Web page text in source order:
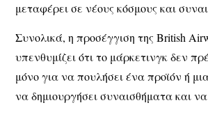
μεταφέρει σε νέους κόσμους και
Συνολικά, η προσέγγιση της British
υπενθυμίζει ότι το μάρκετινγκ δεν
μόνο για να πουλήσει ένα προϊόν ή
να δημιουργήσει συναισθήματα και